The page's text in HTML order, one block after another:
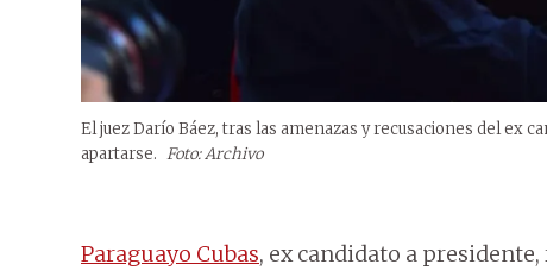
El juez Darío Báez, tras las amenazas y recusaciones del ex
apartarse. Foto: Archivo
Paraguayo Cubas, ex candidato a